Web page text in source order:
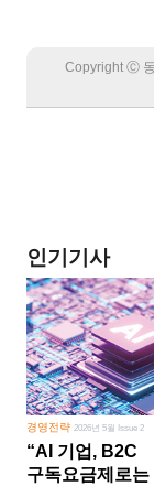
Copyright Ⓒ
인기기사
경영전략 2026년 5월 Issue 2
“AI 기업, B2C
구독요금제로는